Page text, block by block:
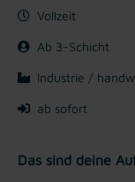
Vollzeit
Ab 3-Schicht
Industrie /
ab sofort
Das sind deine